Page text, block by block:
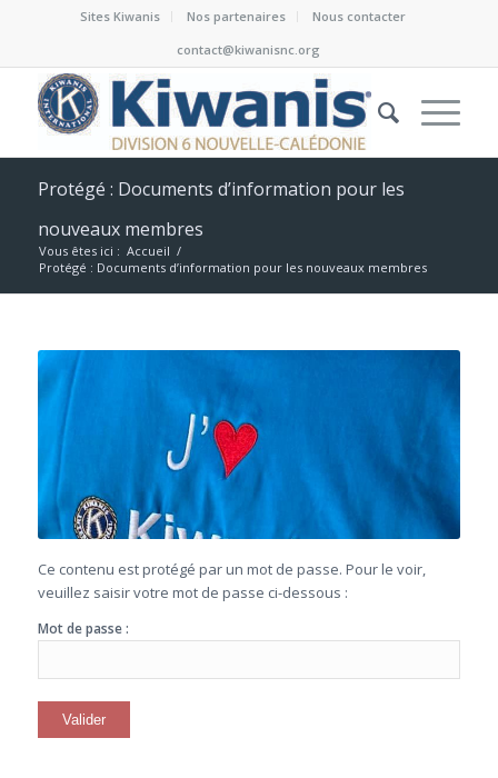
Sites Kiwanis Nos partenaires
Nous contacter
contact@kiwanisnc.org
Protégé : Documents d’information pour les
nouveaux membres
Vous êtes ici : Accueil /
Protégé : Documents d’information pour les nouveaux membres
Ce contenu est protégé par un mot de passe. Pour le voir,
veuillez saisir votre mot de passe ci-dessous :
Mot de passe :